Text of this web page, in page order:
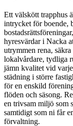
Ett välskött trapphus
intrycket för boende,
hyresvärdar i Nacka
utrymmen rena,
lokalvårdare, tydliga
jämn kvalitet vid
städning i större
för en enskild
flöden och säsong.
en trivsam miljö som
samtidigt som ni får
förvaltning.